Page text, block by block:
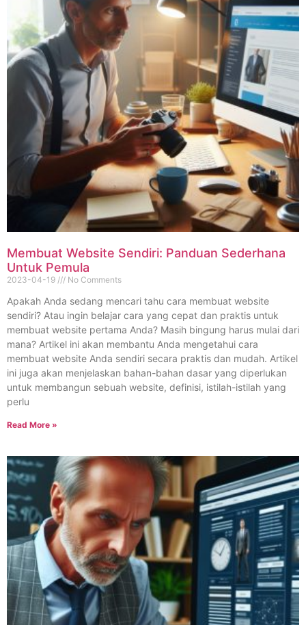
Membuat Website Sendiri: Panduan Sederhana
Untuk Pemula
2023-04-19 No Comments
Apakah Anda sedang mencari tahu cara membuat website
sendiri? Atau ingin belajar cara yang cepat dan praktis untuk
membuat website pertama Anda? Masih bingung harus mulai dari
mana? Artikel ini akan membantu Anda mengetahui cara
membuat website Anda sendiri secara praktis dan mudah. Artikel
ini juga akan menjelaskan bahan-bahan dasar yang diperlukan
untuk membangun sebuah website, definisi, istilah-istilah yang
perlu
Read More »